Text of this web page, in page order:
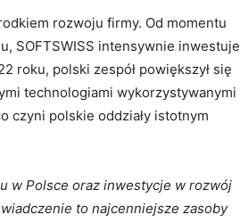
rozwoju firmy. Od momentu
SOFTSWISS intensywnie inwestuje
roku, polski zespół powiększył się
technologiami wykorzystywanymi
czyni polskie oddziały istotnym
w Polsce oraz inwestycje w rozwój
to najcenniejsze zasoby